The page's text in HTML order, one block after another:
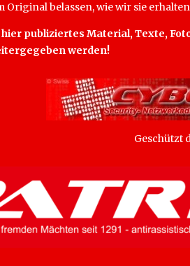
belassen, wie wir sie
publiziertes Material, Texte,
werden!
Geschützt